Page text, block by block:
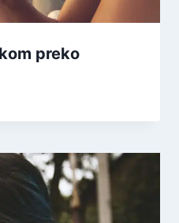
preko